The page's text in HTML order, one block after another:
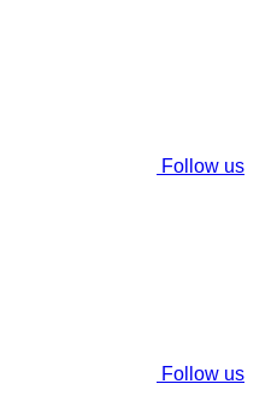
Follow us
Follow us